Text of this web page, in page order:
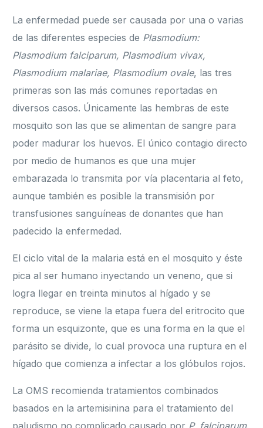
La enfermedad puede ser causada por una o varias
de las diferentes especies de Plasmodium:
Plasmodium falciparum, Plasmodium vivax,
Plasmodium malariae, Plasmodium ovale, las tres
primeras son las más comunes reportadas en
diversos casos. Únicamente las hembras de este
mosquito son las que se alimentan de sangre para
poder madurar los huevos. El único contagio directo
por medio de humanos es que una mujer
embarazada lo transmita por vía placentaria al feto,
aunque también es posible la transmisión por
transfusiones sanguíneas de donantes que han
padecido la enfermedad.
El ciclo vital de la malaria está en el mosquito y éste
pica al ser humano inyectando un veneno, que si
logra llegar en treinta minutos al hígado y se
reproduce, se viene la etapa fuera del eritrocito que
forma un esquizonte, que es una forma en la que el
parásito se divide, lo cual provoca una ruptura en el
hígado que comienza a infectar a los glóbulos rojos.
La OMS recomienda tratamientos combinados
basados en la artemisinina para el tratamiento del